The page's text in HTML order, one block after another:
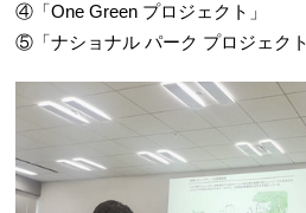
④「One Green プロジェクト」
⑤「ナショナル パーク プロジェクト